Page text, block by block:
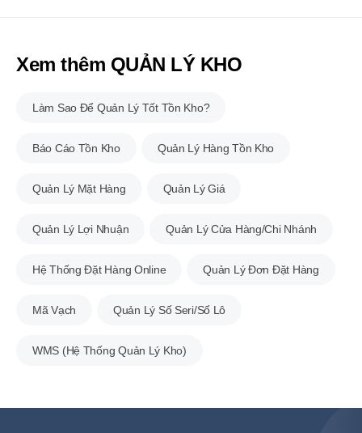
Xem thêm QUẢN LÝ KHO
Làm Sao Để Quản Lý Tốt Tồn Kho?
Báo Cáo Tồn Kho Quản Lý Hàng Tồn Kho
Quản Lý Mặt Hàng Quản Lý Giá
Quản Lý Lợi Nhuận Quản Lý Cửa Hàng/Chi Nhánh
Hệ Thống Đặt Hàng Online Quản Lý Đơn Đặt Hàng
Mã Vạch Quản Lý Số Seri/Số Lô
WMS (Hệ Thống Quản Lý Kho)